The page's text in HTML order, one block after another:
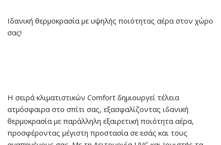
Ιδανική θερμοκρασία με υψηλής ποιότητας αέρα στον χώρο
σας!
Η σειρά κλιματιστικών Comfort δημιουργεί τέλεια
ατμόσφαιρα στο σπίτι σας, εξασφαλίζοντας ιδανική
θερμοκρασία με παράλληλη εξαιρετική ποιότητα αέρα,
προσφέροντας μέγιστη προστασία σε εσάς και τους